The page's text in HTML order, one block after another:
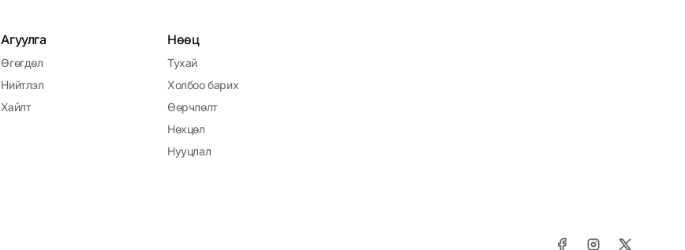
Агуулга
Өгөгдөл
Нийтлэл
Хайлт
Нөөц
Тухай
Холбоо барих
Өөрчлөлт
Нөхцөл
Нууцлал